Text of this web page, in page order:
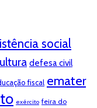
social
defesa civil
fiscal emater
exército feira do